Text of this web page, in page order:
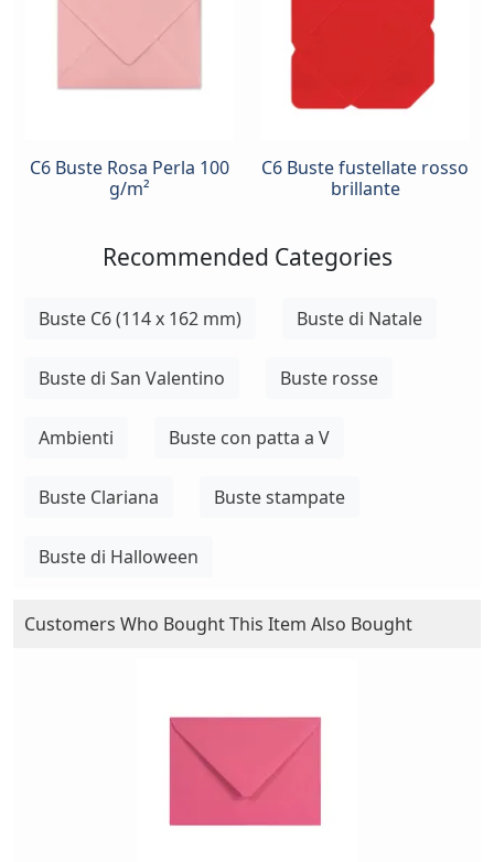
C6 Buste Rosa Perla 100
g/m²
C6 Buste fustellate rosso
brillante
Recommended Categories
Buste C6 (114 x 162 mm) Buste di Natale
Buste di San Valentino Buste rosse
Ambienti Buste con patta a V
Buste Clariana Buste stampate
Buste di Halloween
Customers Who Bought This Item Also Bought